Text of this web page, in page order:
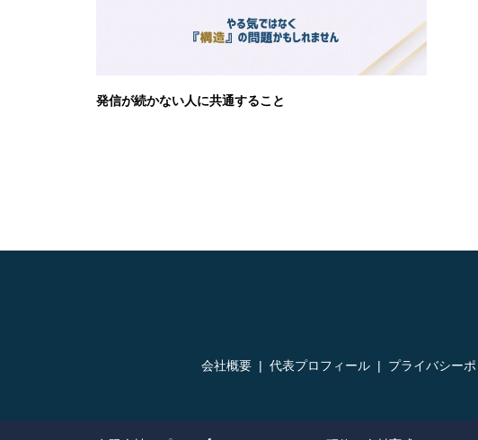
発信が続かない人に共通すること
会社概要 代表プロフィール プライバシー